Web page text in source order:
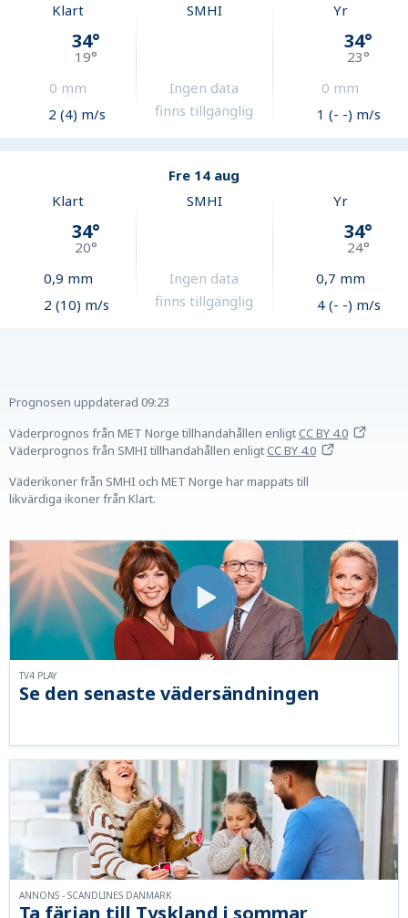
Klart
34°
19°
0 mm
2 (4) m/s
SMHI
Ingen data
finns tillgänglig
Yr
34°
23°
0 mm
1 (- -) m/s
Fre 14 aug
Klart
34°
20°
0,9 mm
2 (10) m/s
SMHI
Ingen data
finns tillgänglig
Yr
34°
24°
0,7 mm
4 (- -) m/s
Prognosen uppdaterad 09:23
Väderprognos från MET Norge tillhandahållen enligtCC BY 4.0
Väderprognos från SMHI tillhandahållen enligtCC BY 4.0
Väderikoner från SMHI och MET Norge har mappats till
likvärdiga ikoner från Klart.
Se den senaste vädersändningen
TV4 PLAY
ANNONS - SCANDLINES DANMARK